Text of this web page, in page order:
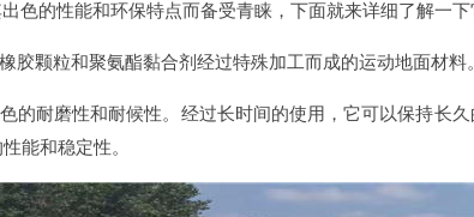
的性能和环保特点而备受青睐，下面就来详细了解一下
颗粒和聚氨酯黏合剂经过特殊加工而成的运动地面材料
耐磨性和耐候性。经过长时间的使用，它可以保持长久
能和稳定性。